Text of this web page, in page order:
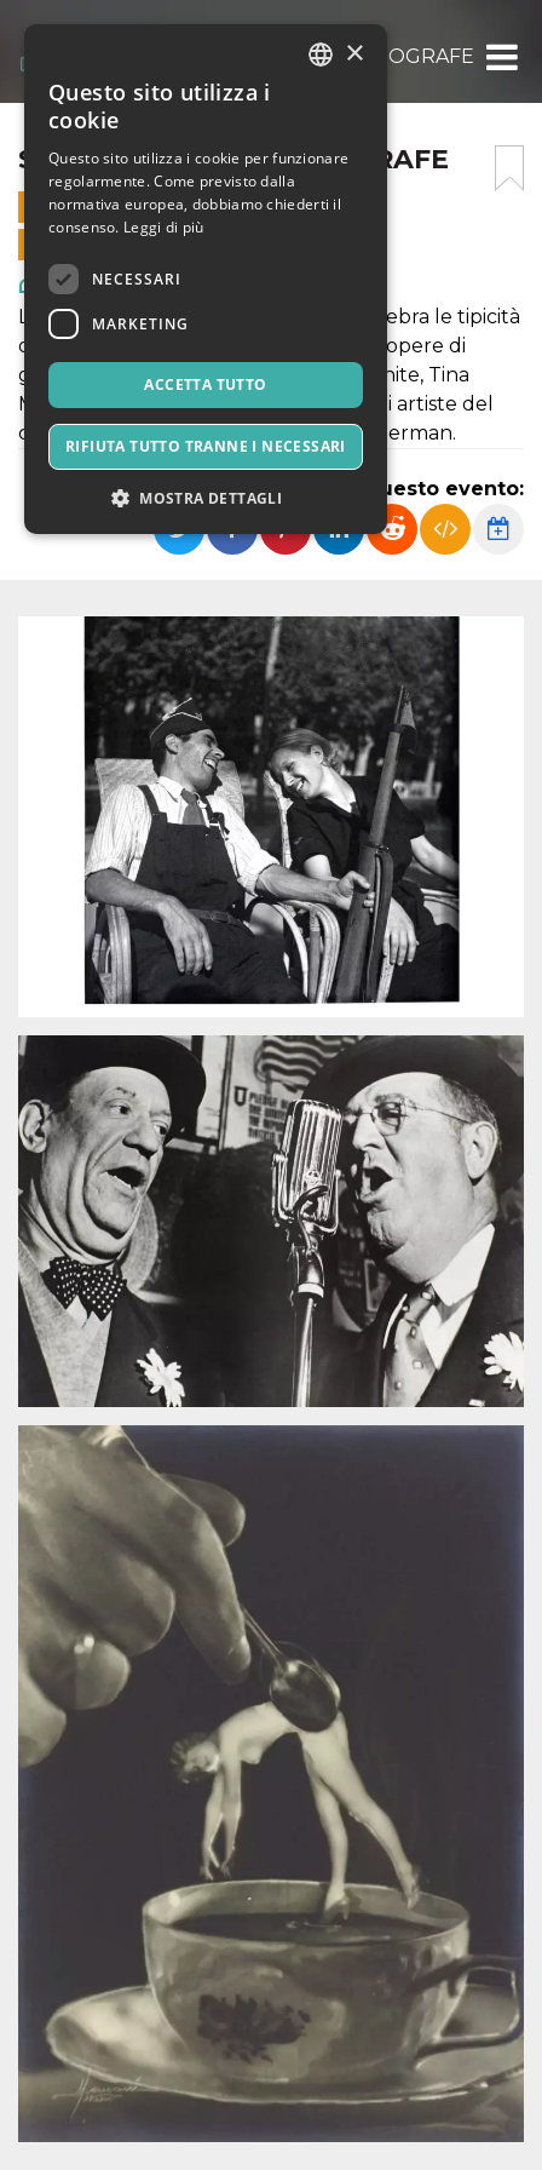
STORIE A SCATTI: FOTOGRAFE
STORIE A SCATTI: FOTOGRAFE
14 DICEMBRE 2022 - 16:00
VENDITE ONLINE TERMINATE
Arte, Mostre & Musei
La mostra Storie a Scatti: Fotografe celebra le tipicità
dello sguardo femminile attraverso le opere di
grandi fotografe (Margaret Bourke White, Tina
Modotti, Diana Arbus e tante altre) e di artiste del
calibro di Marina Abramović e Cindy Sherman.
Condividi questo evento:
×
Questo sito utilizza i
cookie
Questo sito utilizza i cookie per funzionare
regolarmente. Come previsto dalla
normativa europea, dobbiamo chiederti il
consenso. Leggi di più
NECESSARI
MARKETING
ACCETTA TUTTO
RIFIUTA TUTTO TRANNE I NECESSARI
MOSTRA DETTAGLI
I cookie strettamente necessari o tecnici sono
indispensabili al funzionamento del sito. I
servizi qui presenti non potranno funzionare
Nome
Provider /
Dominio
Scadenza Descrizione
cf_clearance
Cloudflare,
Inc.
.oooh.events
1 anno
Clearance
Cookie from
CloudFlare
stores the proof
of challenge
passed. It is
used to no
longer issue a
captcha or
jschallenge
challenge if
reach origin
wordpress_test_cookie
Automattic
Inc.
.oooh.events
Sessione
Wordpress,
verifica che il
browser accetti i
cookie.
PHPSESSID
PHP.net
oooh.events
Sessione
generato da
applicazioni
basate sul
linguaggio PHP.
Si tratta di un
identificatore
generico
utilizzato per
mantenere le
variabili di
sessione utente.
Normalmente è
un numero
generato in
modo casuale, il
modo in cui
Stripe
m.stripe.com
CookieScriptConsent
CookieScript
oooh.events
settimane
2 giorni
Questo cookie
viene utilizzato
dal servizio
Cookie-
Script.com per
ricordare le
preferenze di
consenso sui
cookie dei
visitatori. È
necessario che il
banner dei
cookie di
Cookie-
Script.com